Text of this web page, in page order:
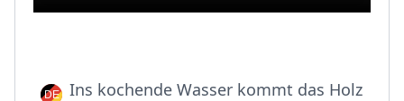
Ins kochende Wasser kommt das Holz